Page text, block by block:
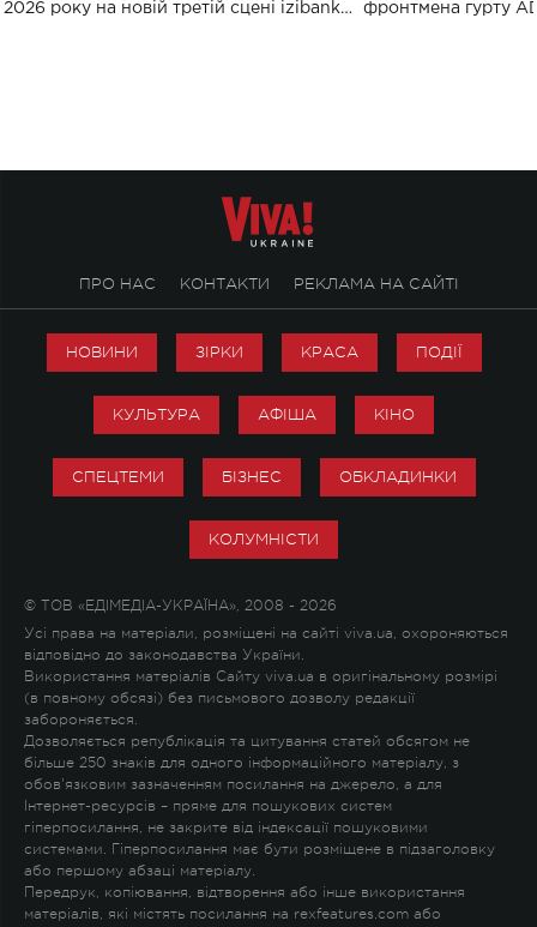
2026 року на новій третій сцені izibank
фронтмена гурту
ПРО НАС КОНТАКТИ РЕКЛАМА НА САЙТІ
НОВИНИ ЗІРКИ КРАСА ПОДІЇ
КУЛЬТУРА АФІША КІНО
СПЕЦТЕМИ БІЗНЕС ОБКЛАДИНКИ
КОЛУМНІСТИ
© ТОВ «ЕДІМЕДІА-УКРАЇНА», 2008 - 2026
Усі права на матеріали, розміщені на сайті viva.ua, охороняються
відповідно до законодавства України.
Використання матеріалів Сайту viva.ua в оригінальному розмірі
(в повному обсязі) без письмового дозволу редакції
забороняється.
Дозволяється републікація та цитування статей обсягом не
більше 250 знаків для одного інформаційного матеріалу, з
обов'язковим зазначенням посилання на джерело, а для
Інтернет-ресурсів – пряме для пошукових систем
гіперпосилання, не закрите від індексації пошуковими
системами. Гіперпосилання має бути розміщене в підзаголовку
або першому абзаці матеріалу.
Передрук, копіювання, відтворення або інше використання
матеріалів, які містять посилання на rexfeatures.com або